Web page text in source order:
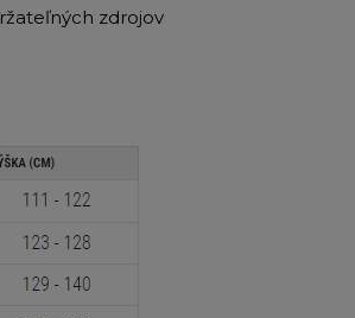
zdrojov